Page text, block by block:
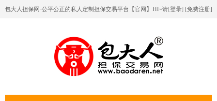
包大人担保网-公平公正的私人定制担保交易平台【官网】 HI~请[登录] [免费注册]